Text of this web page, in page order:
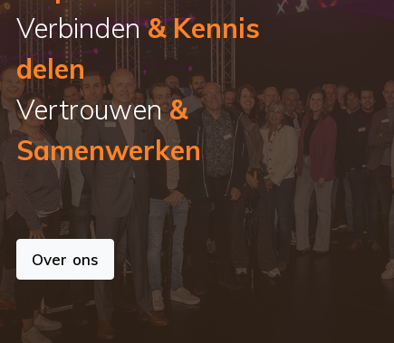
Verbinden& Kennis
delen
Vertrouwen&
Samenwerken
Over ons